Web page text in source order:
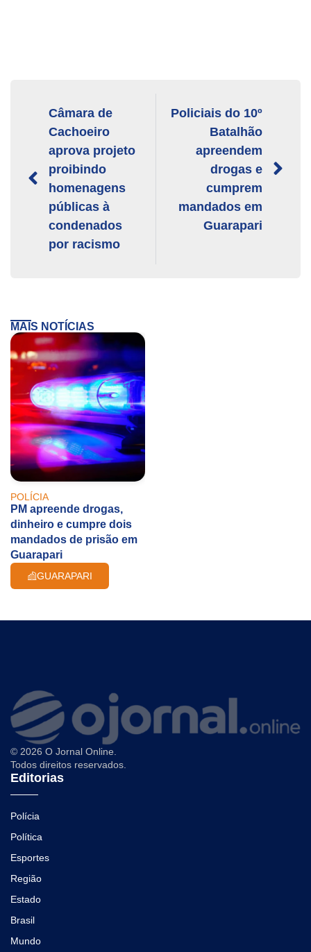
Câmara de
Cachoeiro
aprova projeto
proibindo
homenagens
públicas à
condenados
por racismo
Policiais do 10º
Batalhão
apreendem
drogas e
cumprem
mandados em
Guarapari
MAIS NOTÍCIAS
POLÍCIA
PM apreende drogas,
dinheiro e cumpre dois
mandados de prisão em
Guarapari
GUARAPARI
© 2026 O Jornal Online.
Todos direitos reservados.
Editorias
Polícia
Política
Esportes
Região
Estado
Brasil
Mundo